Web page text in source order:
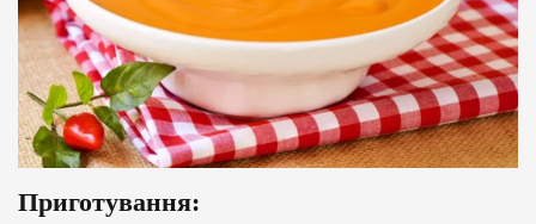
Приготування: